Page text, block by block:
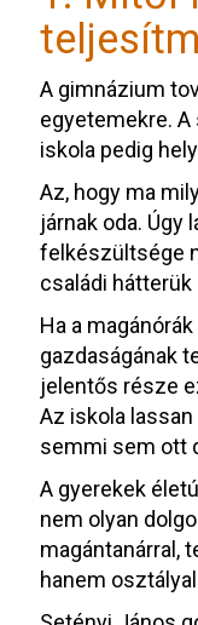
A gimnázium
egyetemekre.
iskola pedig
Az, hogy ma
járnak oda. Úgy
felkészültsége
családi
Ha a
gazdaságának
jelentős része
Az iskola
semmi sem ott
A gyerekek
nem olyan
magántanárral,
hanem